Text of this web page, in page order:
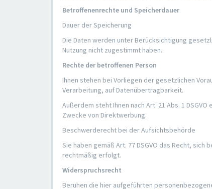
Betroffenenrechte und Speicherdauer
Dauer der Speicherung
Die Daten werden unter Berücksichtigung
Nutzung nicht zugestimmt haben.
Rechte der betroffenen Person
Ihnen stehen bei Vorliegen der gesetzlichen
Verarbeitung, auf Datenübertragbarkeit.
Außerdem steht Ihnen nach Art. 21 Abs. 1
Zwecke von Direktwerbung.
Beschwerderecht bei der Aufsichtsbehörde
Sie haben gemäß Art. 77 DSGVO das Recht,
rechtmäßig erfolgt.
Widerspruchsrecht
Beruhen die hier aufgeführten